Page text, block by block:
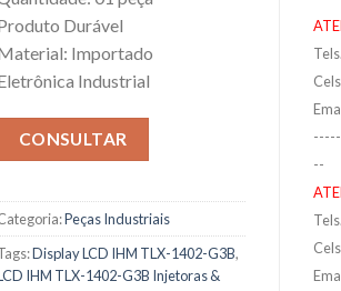
Durável
Importado
Industrial
CONSULTAR
Peças Industriais
Display LCD IHM TLX-1402-G3B,
IHM TLX-1402-G3B Injetoras &
--